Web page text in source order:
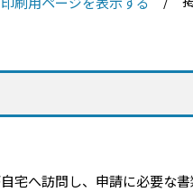
宅へ訪問し、申請に必要な